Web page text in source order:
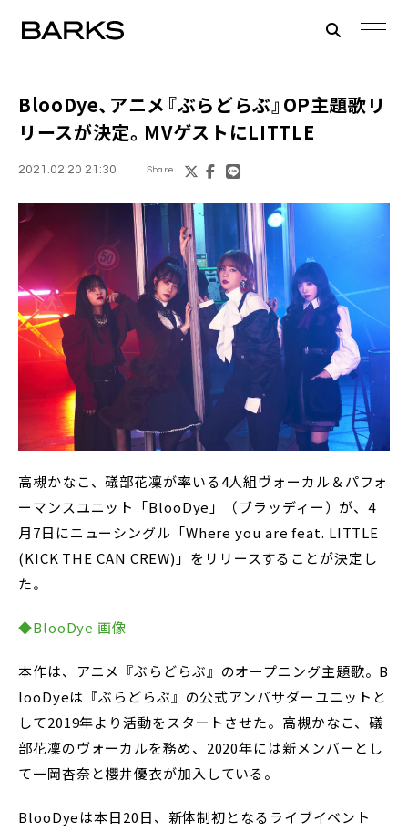
BlooDye、アニメ『ぶらどらぶ』OP主題歌リ
リースが決定。MVゲストにLITTLE
2021.02.20 21:30 Share
高槻かなこ、礒部花凜が率いる4人組ヴォーカル＆パフォ
ーマンスユニット「BlooDye」（ブラッディー）が、4
月7日にニューシングル「Where you are feat. LITTLE
(KICK THE CAN CREW)」をリリースすることが決定し
た。
◆BlooDye 画像
本作は、アニメ『ぶらどらぶ』のオープニング主題歌。B
looDyeは『ぶらどらぶ』の公式アンバサダーユニットと
して2019年より活動をスタートさせた。高槻かなこ、礒
部花凜のヴォーカルを務め、2020年には新メンバーとし
て一岡杏奈と櫻井優衣が加入している。
BlooDyeは本日20日、新体制初となるライブイベント